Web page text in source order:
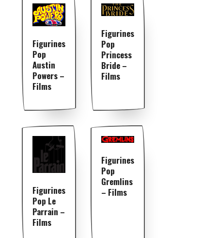
Figurines
Pop
Austin
Powers –
Films
Figurines
Pop
Princess
Bride –
Films
Figurines
Pop Le
Parrain –
Films
Figurines
Pop
Gremlins
– Films